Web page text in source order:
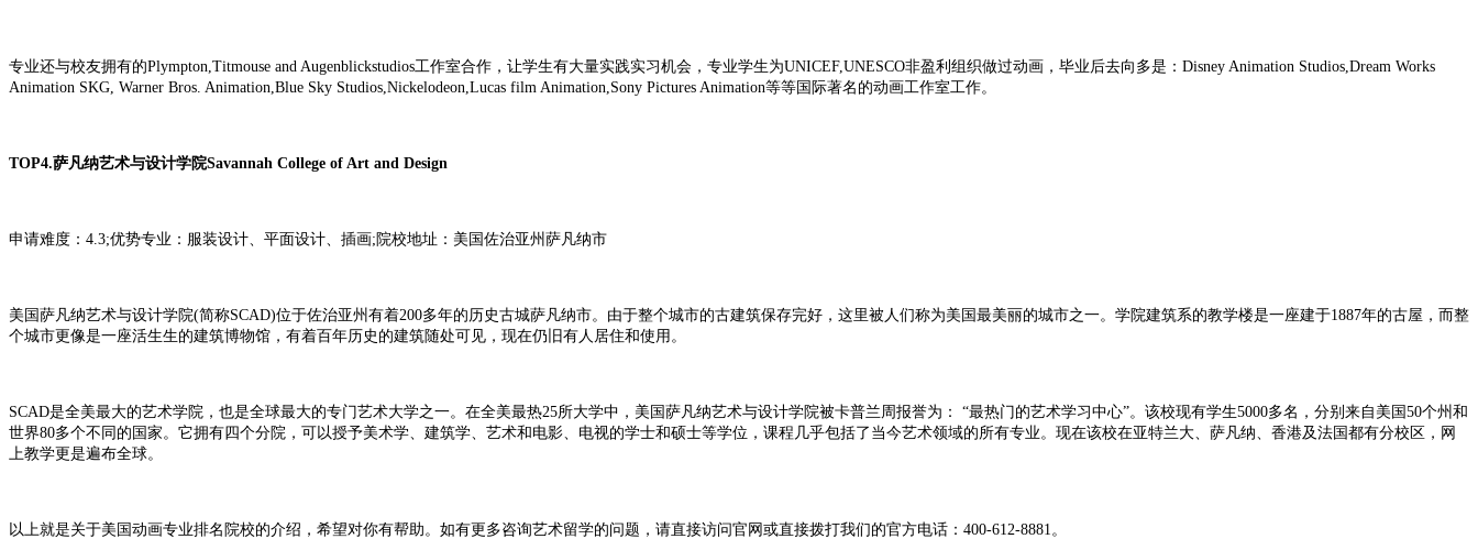
专业还与校友拥有的Plympton,Titmouse and Augenblickstudios工作室合作，让学生有大量实践实习机会，专业学生为UNICEF,UNESCO非盈利组织做过动画，毕业后去向多是：Disney Animation Studios,Dream Works
Animation SKG, Warner Bros. Animation,Blue Sky Studios,Nickelodeon,Lucas film Animation,Sony Pictures Animation等等国际著名的动画工作室工作。
TOP4.萨凡纳艺术与设计学院Savannah College of Art and Design
申请难度：4.3;优势专业：服装设计、平面设计、插画;院校地址：美国佐治亚州萨凡纳市
美国萨凡纳艺术与设计学院(简称SCAD)位于佐治亚州有着200多年的历史古城萨凡纳市。由于整个城市的古建筑保存完好，这里被人们称为美国最美丽的城市之一。学院建筑系的教学楼是一座建于1887年的古屋，而整
个城市更像是一座活生生的建筑博物馆，有着百年历史的建筑随处可见，现在仍旧有人居住和使用。
SCAD是全美最大的艺术学院，也是全球最大的专门艺术大学之一。在全美最热25所大学中，美国萨凡纳艺术与设计学院被卡普兰周报誉为： “最热门的艺术学习中心”。该校现有学生5000多名，分别来自美国50个州和
世界80多个不同的国家。它拥有四个分院，可以授予美术学、建筑学、艺术和电影、电视的学士和硕士等学位，课程几乎包括了当今艺术领域的所有专业。现在该校在亚特兰大、萨凡纳、香港及法国都有分校区，网
上教学更是遍布全球。
以上就是关于美国动画专业排名院校的介绍，希望对你有帮助。如有更多咨询艺术留学的问题，请直接访问官网或直接拨打我们的官方电话：400-612-8881。